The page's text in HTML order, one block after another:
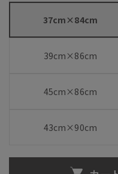
37cm×84cm
39cm×86cm
45cm×86cm
43cm×90cm